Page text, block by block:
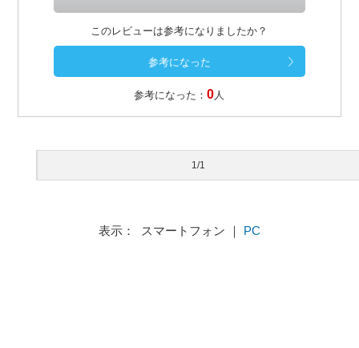
このレビューは参考になりましたか？
参考になった：0 人
1/1
表示： スマートフォン ｜ PC